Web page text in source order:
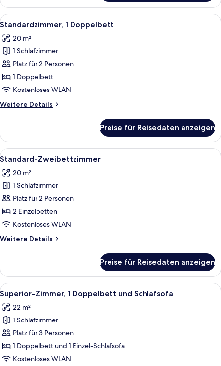
1 Queen-
Bett
und
Alle
Fotos
für
Standardzimmer,
1
Doppelbett
anzeigen
Ein modernes Hotelzimmer mit
11
Standardzimmer, 1 Doppelbett
20 m²
1 Schlafzimmer
Platz für 2 Personen
1 Doppelbett
Kostenloses WLAN
Weitere Details
Weitere
1
Doppelbett
Preise für Reisedaten anzeigen
Alle
Fotos
für
Standard-
Zweibettzimmer
anzeigen
Ein Hotelzimmer mit zwei Betten,
8
Standard-Zweibettzimmer
20 m²
1 Schlafzimmer
Platz für 2 Personen
2 Einzelbetten
Kostenloses WLAN
Weitere Details
Weitere
Zweibettzimmer
Preise für Reisedaten anzeigen
Alle
Fotos
für
Superior-
Zimmer,
1 Doppelbett
und
Superior-Zimmer, 1 Doppelbett und
8
Superior-Zimmer, 1 Doppelbett und Schlafsofa
22 m²
1 Schlafzimmer
Platz für 3 Personen
1 Doppelbett und 1 Einzel-Schlafsofa
Kostenloses WLAN